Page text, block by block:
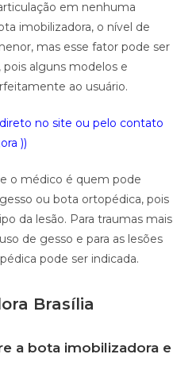
em nenhuma
imobilizadora, o nível de
mas esse fator pode ser
alguns modelos e
ao usuário.
no site ou pelo contato
))
o médico é quem pode
ou bota ortopédica, pois
da lesão. Para traumas mais
de gesso e para as lesões
pode ser indicada.
Brasília
a bota imobilizadora e